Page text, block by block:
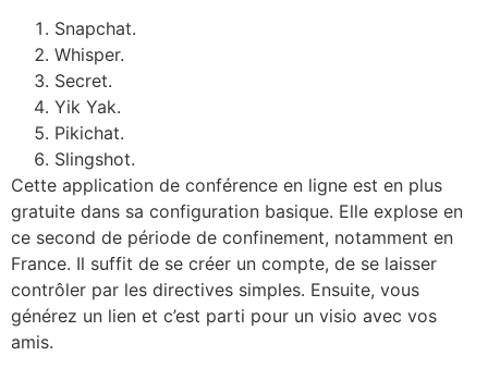
Snapchat.
Whisper.
Secret.
Yik Yak.
Pikichat.
Slingshot.
Cette application de conférence en ligne est en plus
gratuite dans sa configuration basique. Elle explose en
ce second de période de confinement, notamment en
France. Il suffit de se créer un compte, de se laisser
contrôler par les directives simples. Ensuite, vous
générez un lien et c’est parti pour un visio avec vos
amis.